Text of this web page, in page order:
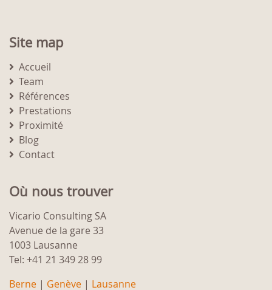
Site map
Accueil
Team
Références
Prestations
Proximité
Blog
Contact
Où nous trouver
Vicario Consulting SA
Avenue de la gare 33
1003 Lausanne
Tel: +41 21 349 28 99
Berne | Genève | Lausanne